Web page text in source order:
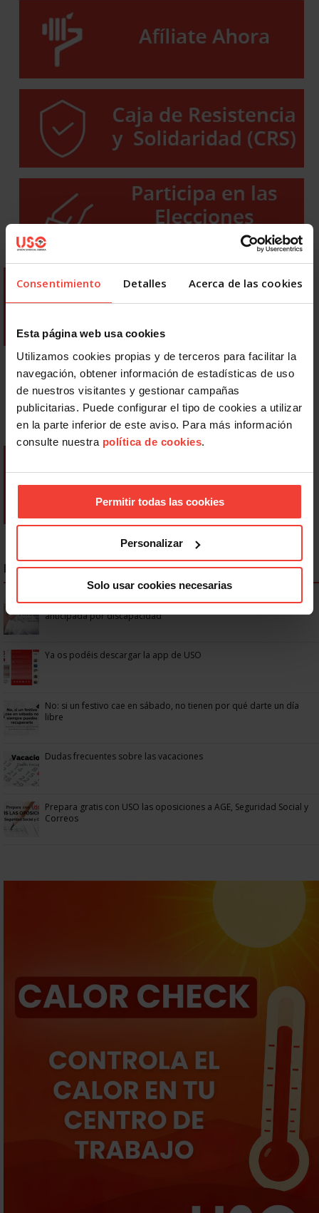
Consentimiento Detalles Acerca de las cookies
Esta página web usa cookies
Utilizamos cookies propias y de terceros para facilitar la
navegación, obtener información de estadísticas de uso
de nuestros visitantes y gestionar campañas
publicitarias. Puede configurar el tipo de cookies a utilizar
en la parte inferior de este aviso. Para más información
consulte nuestra política de cookies.
Permitir todas las cookies
Personalizar
Solo usar cookies necesarias
NOTICIAS MÁS LEÍDAS
Se actualizan las patologías para acceder a la jubilación
anticipada por discapacidad
Ya os podéis descargar la app de USO
No: si un festivo cae en sábado, no tienen por qué darte un día
libre
Dudas frecuentes sobre las vacaciones
Prepara gratis con USO las oposiciones a AGE, Seguridad Social y
Correos